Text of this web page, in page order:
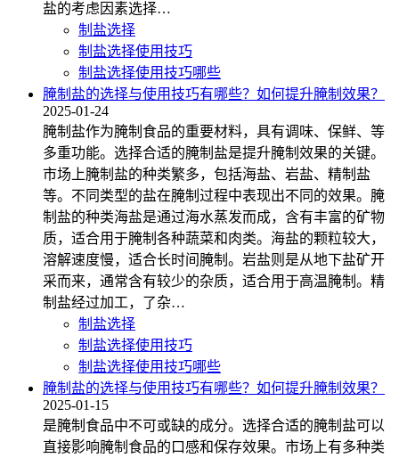
盐的考虑因素选择…
制盐选择
制盐选择使用技巧
制盐选择使用技巧哪些
腌制盐的选择与使用技巧有哪些？如何提升腌制效果？
2025-01-24
腌制盐作为腌制食品的重要材料，具有调味、保鲜、等
多重功能。选择合适的腌制盐是提升腌制效果的关键。
市场上腌制盐的种类繁多，包括海盐、岩盐、精制盐
等。不同类型的盐在腌制过程中表现出不同的效果。腌
制盐的种类海盐是通过海水蒸发而成，含有丰富的矿物
质，适合用于腌制各种蔬菜和肉类。海盐的颗粒较大，
溶解速度慢，适合长时间腌制。岩盐则是从地下盐矿开
采而来，通常含有较少的杂质，适合用于高温腌制。精
制盐经过加工，了杂…
制盐选择
制盐选择使用技巧
制盐选择使用技巧哪些
腌制盐的选择与使用技巧有哪些？如何提升腌制效果？
2025-01-15
是腌制食品中不可或缺的成分。选择合适的腌制盐可以
直接影响腌制食品的口感和保存效果。市场上有多种类